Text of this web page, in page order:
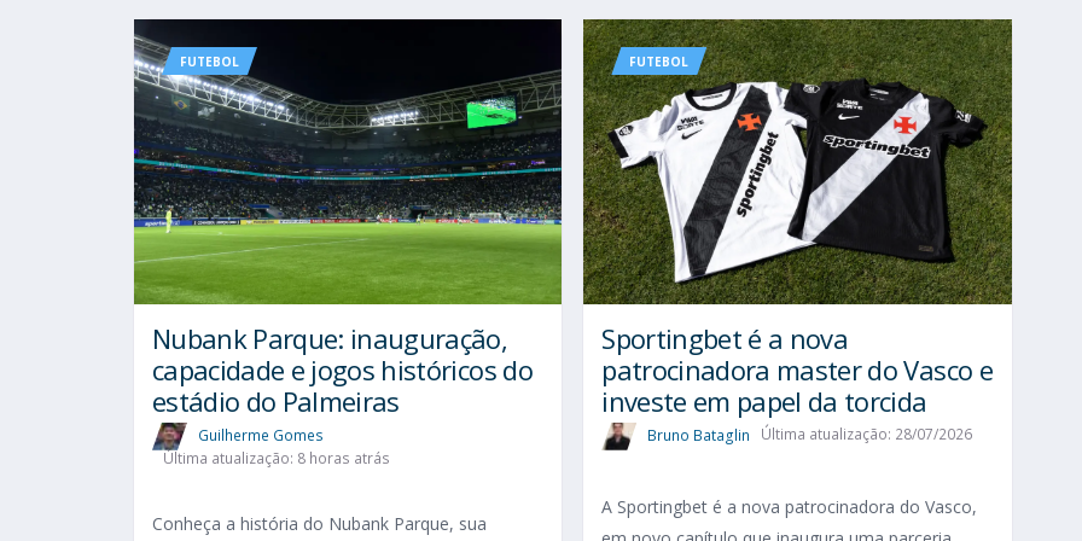
FUTEBOL
Nubank Parque: inauguração,
capacidade e jogos históricos do
estádio do Palmeiras
Guilherme Gomes
Última atualização: 8 horas atrás
Conheça a história do Nubank Parque, sua
FUTEBOL
Sportingbet é a nova
patrocinadora master do Vasco e
investe em papel da torcida
Bruno Bataglin Última atualização: 28/07/2026
A Sportingbet é a nova patrocinadora do Vasco,